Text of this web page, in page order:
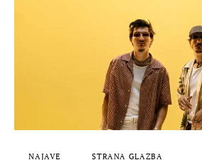
STRANA GLAZBA
MUSIC BOX
NAJAVE STRANA GLAZBA